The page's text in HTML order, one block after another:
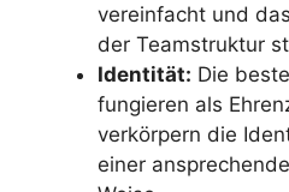
vereinfacht und
der Teamstruktur
Identität: Die
fungieren als
verkörpern die
einer